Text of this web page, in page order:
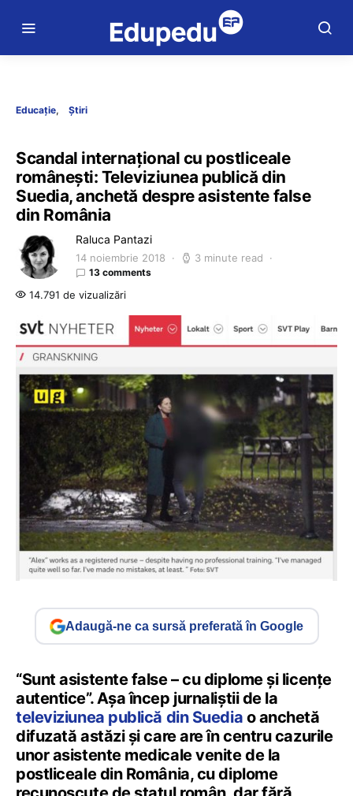
Educație Știri
Scandal internațional cu postliceale
românești: Televiziunea publică din
Suedia, anchetă despre asistente false
din România
Raluca Pantazi
14 noiembrie 2018 3 minute read
13 comments
14.791 de vizualizări
Adaugă-ne ca sursă preferată în Google
“Sunt asistente false – cu diplome și licențe
autentice”. Așa încep jurnaliștii de la
televiziunea publică din Suedia o anchetă
difuzată astăzi și care are în centru cazurile
unor asistente medicale venite de la
postliceale din România, cu diplome